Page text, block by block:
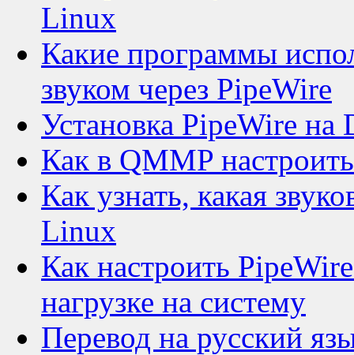
Linux
Какие программы
звуком через PipeWire
Установка PipeWire
Как в QMMP
Как узнать, какая
Linux
Как настроить
нагрузке на систему
Перевод на русский